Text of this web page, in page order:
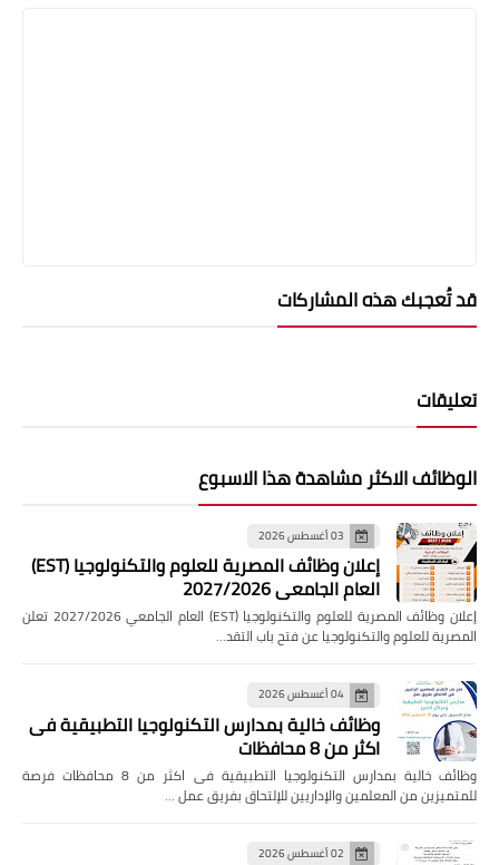
قد تُعجبك هذه المشاركات
تعليقات
الوظائف الاكثر مشاهدة هذا الاسبوع
03 أغسطس 2026
إعلان وظائف المصرية للعلوم والتكنولوجيا (EST)
العام الجامعي 2027/2026
إعلان وظائف المصرية للعلوم والتكنولوجيا (EST) العام الجامعي 2027/2026 تعلن
المصرية للعلوم والتكنولوجيا عن فتح باب التقد…
04 أغسطس 2026
وظائف خالية بمدارس التكنولوجيا التطبيقية فى
اكثر من 8 محافظات
وظائف خالية بمدارس التكنولوجيا التطبيقية فى اكثر من 8 محافظات فرصة
للمتميزين من المعلمين والإداريين للإلتحاق بفريق عمل …
02 أغسطس 2026